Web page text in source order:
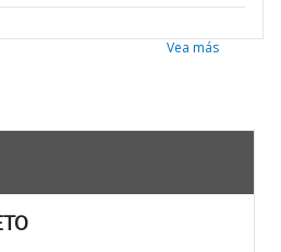
Vea más